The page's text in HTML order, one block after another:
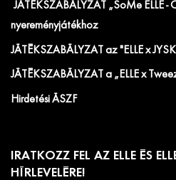
JÁTÉKSZABÁLYZAT „SoMe ELLE -
nyereményjátékhoz
JÁTÉKSZABÁLYZAT az "ELLE x
JÁTÉKSZABÁLYZAT a „ELLE x
Hirdetési ÁSZF
IRATKOZZ FEL AZ ELLE ÉS
HÍRLEVELÉRE!